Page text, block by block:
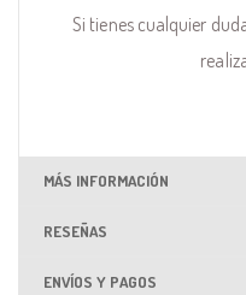
Si tienes cualquier
MÁS INFORMACIÓN
RESEÑAS
ENVÍOS Y PAGOS